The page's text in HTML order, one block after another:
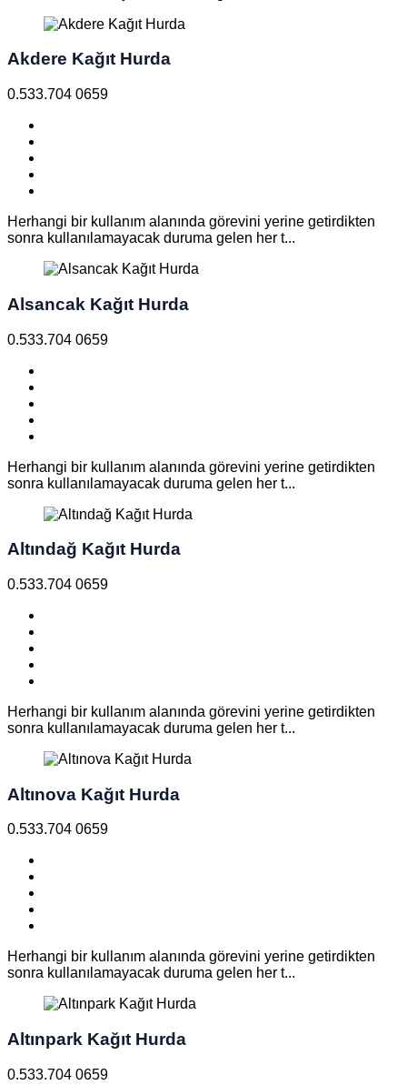
Akdere Kağıt Hurda
0.533.704 0659
Herhangi bir kullanım alanında görevini yerine getirdikten
sonra kullanılamayacak duruma gelen her t...
Alsancak Kağıt Hurda
0.533.704 0659
Herhangi bir kullanım alanında görevini yerine getirdikten
sonra kullanılamayacak duruma gelen her t...
Altındağ Kağıt Hurda
0.533.704 0659
Herhangi bir kullanım alanında görevini yerine getirdikten
sonra kullanılamayacak duruma gelen her t...
Altınova Kağıt Hurda
0.533.704 0659
Herhangi bir kullanım alanında görevini yerine getirdikten
sonra kullanılamayacak duruma gelen her t...
Altınpark Kağıt Hurda
0.533.704 0659